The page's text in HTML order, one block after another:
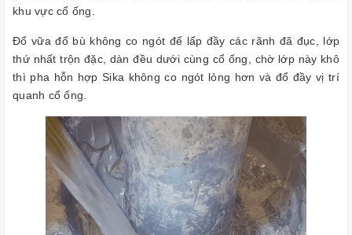
khu vực cổ ống.
Đổ vữa đổ bù không co ngót để lấp đầy các rãnh đã đục, lớp
thứ nhất trộn đặc, dàn đều dưới cùng cổ ống, chờ lớp này khô
thì pha hỗn hợp Sika không co ngót lỏng hơn và đổ đầy vị trí
quanh cổ ống.